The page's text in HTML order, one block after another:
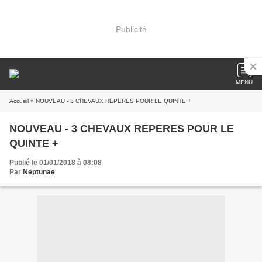
Publicité
MENU
Accueil » NOUVEAU - 3 CHEVAUX REPERES POUR LE QUINTE +
NOUVEAU - 3 CHEVAUX REPERES POUR LE
QUINTE +
Publié le 01/01/2018 à 08:08
Par Neptunae